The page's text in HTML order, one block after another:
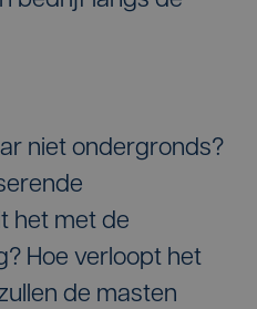
niet ondergronds?
het met de
Hoe verloopt het
de masten